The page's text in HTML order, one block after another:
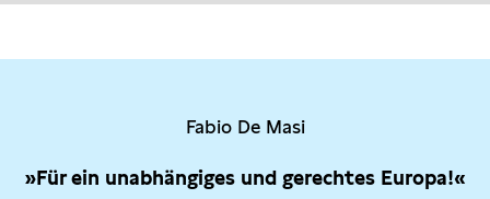
Fabio De Masi
»Für ein unabhängiges und gerechtes Europa!«